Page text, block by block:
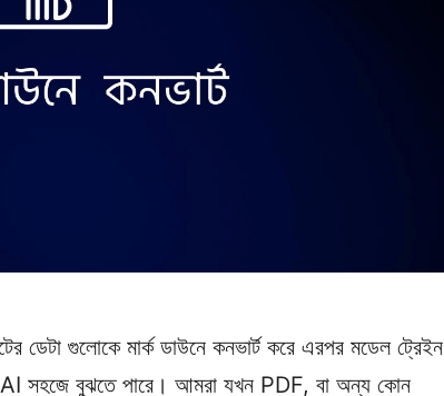
ডেটা গুলোকে মার্ক ডাউনে কনভার্ট করে এরপর মডেল ট্রেইন
AI সহজে বুঝতে পারে। আমরা যখন PDF, বা অন্য কোন